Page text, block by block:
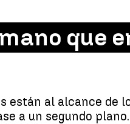
que
están al alcance de
a un segundo